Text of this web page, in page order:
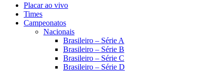
Placar ao vivo
Times
Campeonatos
Nacionais
Brasileiro – Série A
Brasileiro – Série B
Brasileiro – Série C
Brasileiro – Série D